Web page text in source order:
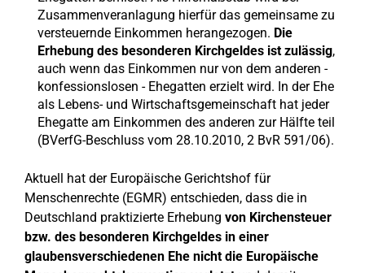
Zusammenveranlagung hierfür das gemeinsame zu
versteuernde Einkommen herangezogen. Die
Erhebung des besonderen Kirchgeldes ist zulässig,
auch wenn das Einkommen nur von dem anderen -
konfessionslosen - Ehegatten erzielt wird. In der Ehe
als Lebens- und Wirtschaftsgemeinschaft hat jeder
Ehegatte am Einkommen des anderen zur Hälfte teil
(BVerfG-Beschluss vom 28.10.2010, 2 BvR 591/06).
Aktuell hat der Europäische Gerichtshof für
Menschenrechte (EGMR) entschieden, dass die in
Deutschland praktizierte Erhebung von Kirchensteuer
bzw. des besonderen Kirchgeldes in einer
glaubensverschiedenen Ehe nicht die Europäische